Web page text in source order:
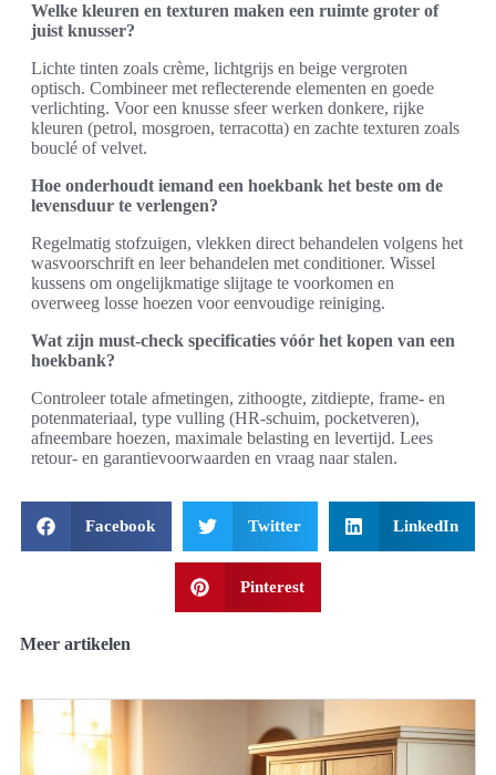
Welke kleuren en texturen maken een ruimte groter of
juist knusser?
Lichte tinten zoals crème, lichtgrijs en beige vergroten
optisch. Combineer met reflecterende elementen en goede
verlichting. Voor een knusse sfeer werken donkere, rijke
kleuren (petrol, mosgroen, terracotta) en zachte texturen zoals
bouclé of velvet.
Hoe onderhoudt iemand een hoekbank het beste om de
levensduur te verlengen?
Regelmatig stofzuigen, vlekken direct behandelen volgens het
wasvoorschrift en leer behandelen met conditioner. Wissel
kussens om ongelijkmatige slijtage te voorkomen en
overweeg losse hoezen voor eenvoudige reiniging.
Wat zijn must-check specificaties vóór het kopen van een
hoekbank?
Controleer totale afmetingen, zithoogte, zitdiepte, frame- en
potenmateriaal, type vulling (HR-schuim, pocketveren),
afneembare hoezen, maximale belasting en levertijd. Lees
retour- en garantievoorwaarden en vraag naar stalen.
Facebook Twitter LinkedIn
Pinterest
Meer artikelen